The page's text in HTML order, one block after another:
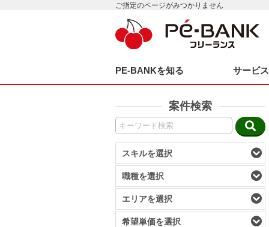
ご指定のページがみつかりません
PE-BANKを知る サービ
案件検索
スキルを選択
職種を選択
エリアを選択
希望単価を選択